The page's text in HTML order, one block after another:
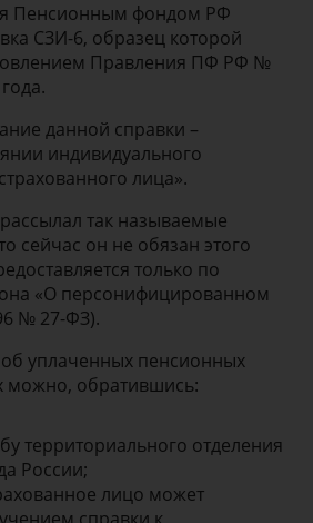
Пенсионным фондом РФ
СЗИ-6, образец которой
Правления ПФ РФ №
данной справки –
индивидуального
лица».
так называемые
сейчас он не обязан этого
только по
«О персонифицированном
№ 27-ФЗ).
уплаченных пенсионных
можно, обратившись:
территориального отделения
России;
лицо может